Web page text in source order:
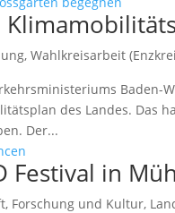
,Wahlkreisarbeit
Baden-
des Landes. Das
Der...
Festival in
, Forschung und Kultur,